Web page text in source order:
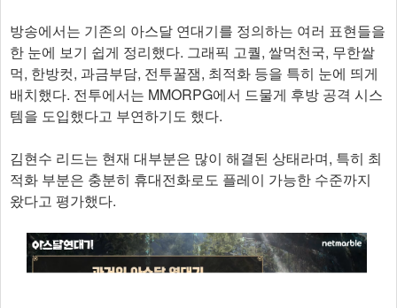
방송에서는 기존의 아스달 연대기를 정의하는 여러 표현들을
한 눈에 보기 쉽게 정리했다. 그래픽 고퀄, 쌀먹천국, 무한쌀
먹, 한방컷, 과금부담, 전투꿀잼, 최적화 등을 특히 눈에 띄게
배치했다. 전투에서는 MMORPG에서 드물게 후방 공격 시스
템을 도입했다고 부연하기도 했다.
김현수 리드는 현재 대부분은 많이 해결된 상태라며, 특히 최
적화 부분은 충분히 휴대전화로도 플레이 가능한 수준까지
왔다고 평가했다.